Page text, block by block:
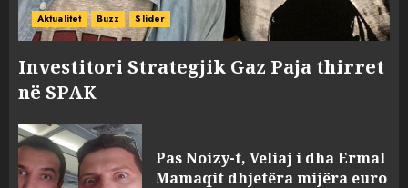
Aktualitet Buzz Slider
Investitori Strategjik Gaz Paja thirret
në SPAK
Pas Noizy-t, Veliaj i dha Ermal
Mamaqit dhjetëra mijëra euro